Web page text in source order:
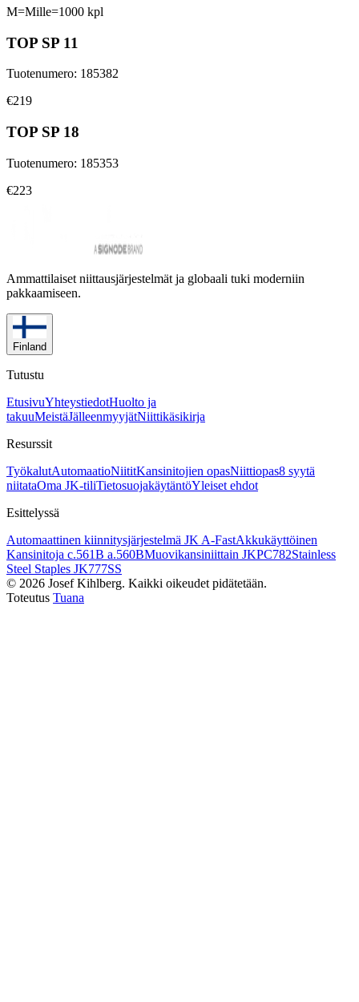
M=Mille=1000 kpl
TOP SP 11
Tuotenumero: 185382
€219
TOP SP 18
Tuotenumero: 185353
€223
Ammattilaiset niittausjärjestelmät ja globaali tuki moderniin
pakkaamiseen.
Finland
Tutustu
EtusivuYhteystiedotHuolto ja
takuuMeistäJälleenmyyjätNiittikäsikirja
Resurssit
TyökalutAutomaatioNiititKansinitojien opasNiittiopas8 syytä
niitataOma JK-tiliTietosuojakäytäntöYleiset ehdot
Esittelyssä
Automaattinen kiinnitysjärjestelmä JK A-FastAkkukäyttöinen
Kansinitoja c.561B a.560BMuovikansiniittain JKPC782Stainless
Steel Staples JK777SS
© 2026 Josef Kihlberg. Kaikki oikeudet pidätetään.
Toteutus Tuana